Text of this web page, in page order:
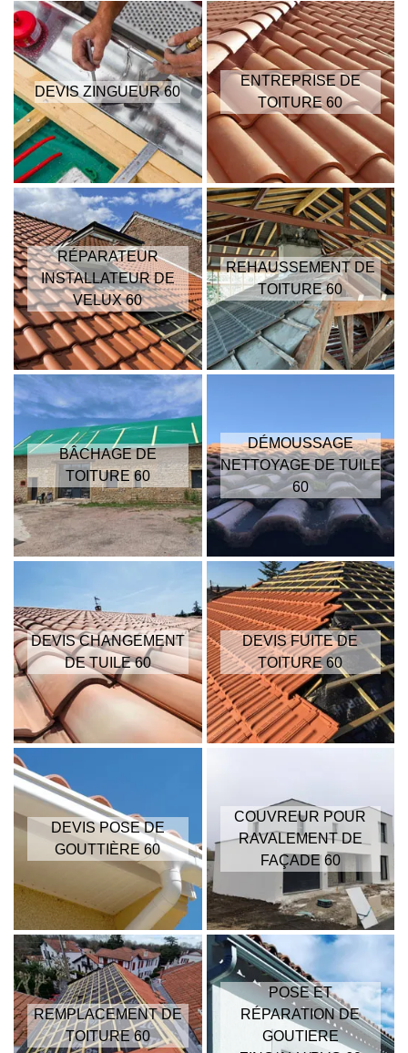
DEVIS ZINGUEUR 60
ENTREPRISE DE
TOITURE 60
RÉPARATEUR
INSTALLATEUR DE
VELUX 60
REHAUSSEMENT DE
TOITURE 60
BÂCHAGE DE
TOITURE 60
DÉMOUSSAGE
NETTOYAGE DE TUILE
60
DEVIS CHANGEMENT
DE TUILE 60
DEVIS FUITE DE
TOITURE 60
DEVIS POSE DE
GOUTTIÈRE 60
COUVREUR POUR
RAVALEMENT DE
FAÇADE 60
REMPLACEMENT DE
TOITURE 60
POSE ET
RÉPARATION DE
GOUTIERE